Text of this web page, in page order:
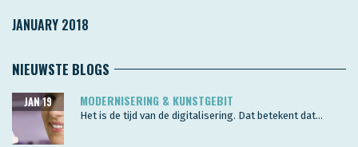
JANUARY 2018
NIEUWSTE BLOGS
MODERNISERING & KUNSTGEBIT
JAN 19
Het is de tijd van de digitalisering. Dat betekent dat...